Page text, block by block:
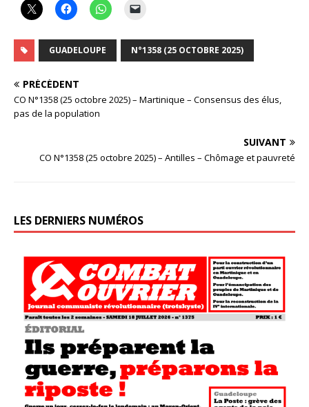
GUADELOUPE N°1358 (25 OCTOBRE 2025)
PRÉCÉDENT
CO N°1358 (25 octobre 2025) – Martinique – Consensus des élus,
pas de la population
SUIVANT
CO N°1358 (25 octobre 2025) – Antilles – Chômage et pauvreté
LES DERNIERS NUMÉROS